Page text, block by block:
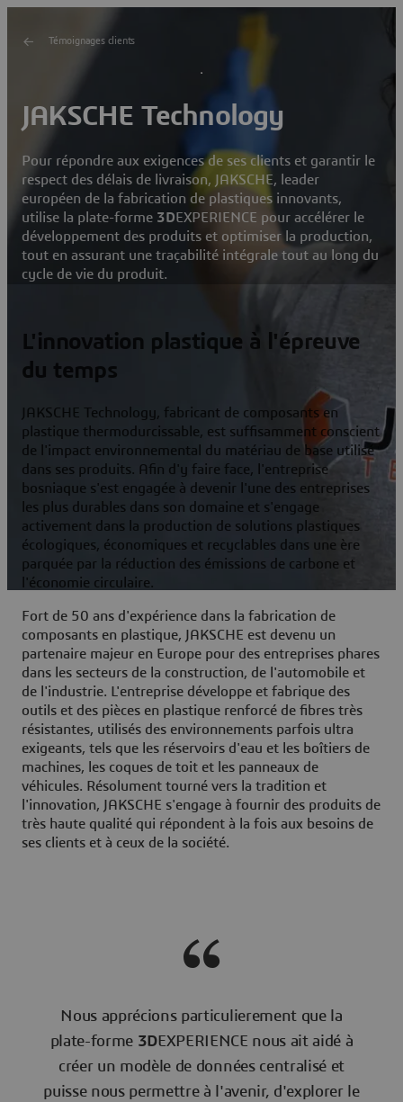
Témoignages clients
JAKSCHE Technology
Pour répondre aux exigences de ses clients et garantir le
respect des délais de livraison, JAKSCHE, leader
européen de la fabrication de plastiques innovants,
utilise la plate-forme 3D EXPERIENCE pour accélérer le
développement des produits et optimiser la production,
tout en assurant une traçabilité intégrale tout au long du
cycle de vie du produit.
L'innovation plastique à l'épreuve
du temps
JAKSCHE Technology, fabricant de composants en
plastique thermodurcissable, est suffisamment conscient
de l'impact environnemental du matériau de base utilisé
dans ses produits. Afin d'y faire face, l'entreprise
bosniaque s'est engagée à devenir l'une des entreprises
les plus durables dans son domaine et s'engage
activement dans la production de solutions plastiques
écologiques, économiques et recyclables dans une ère
parquée par la réduction des émissions de carbone et
l'économie circulaire.
Fort de 50 ans d'expérience dans la fabrication de
composants en plastique, JAKSCHE est devenu un
partenaire majeur en Europe pour des entreprises phares
dans les secteurs de la construction, de l'automobile et
de l'industrie. L'entreprise développe et fabrique des
outils et des pièces en plastique renforcé de fibres très
résistantes, utilisés des environnements parfois ultra
exigeants, tels que les réservoirs d'eau et les boîtiers de
machines, les coques de toit et les panneaux de
véhicules. Résolument tourné vers la tradition et
l'innovation, JAKSCHE s'engage à fournir des produits de
très haute qualité qui répondent à la fois aux besoins de
ses clients et à ceux de la société.
Nous apprécions particulierement que la
plate-forme 3DEXPERIENCE nous ait aidé à
créer un modèle de données centralisé et
puisse nous permettre à l'avenir, d'explorer le